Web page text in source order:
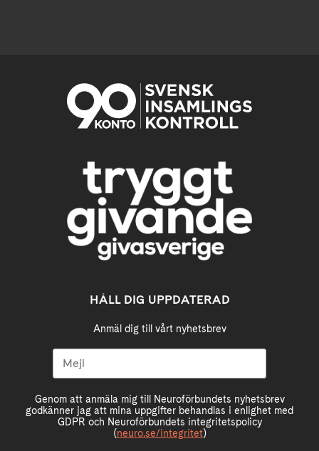
HÅLL DIG UPPDATERAD
Anmäl dig till vårt nyhetsbrev
Genom att anmäla mig till Neuroförbundets nyhetsbrev
godkänner jag att mina uppgifter behandlas i enlighet med
GDPR och Neuroförbundets integritetspolicy
(neuro.se/integritet)